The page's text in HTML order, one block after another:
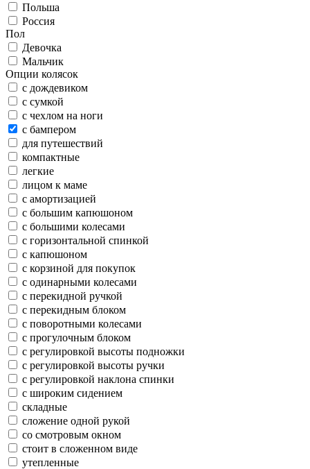
Польша
Россия
Пол
Девочка
Мальчик
Опции колясок
с дождевиком
с сумкой
с чехлом на ноги
с бампером
для путешествий
компактные
легкие
лицом к маме
с амортизацией
с большим капюшоном
с большими колесами
с горизонтальной спинкой
с капюшоном
с корзиной для покупок
с одинарными колесами
с перекидной ручкой
с перекидным блоком
с поворотными колесами
с прогулочным блоком
с регулировкой высоты подножки
с регулировкой высоты ручки
с регулировкой наклона спинки
с широким сидением
складные
сложение одной рукой
со смотровым окном
стоит в сложенном виде
утепленные